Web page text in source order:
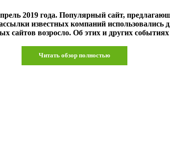
2019 года. Популярный сайт,
известных компаний
возросло. Об этих и других
Читать обзор полностью